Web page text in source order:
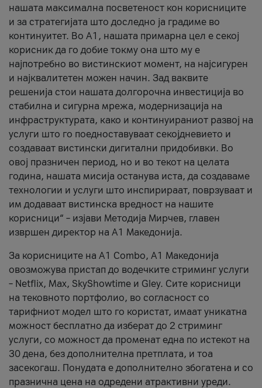
нашата максимална посветеност кон корисниците
и за стратегијата што доследно ја градиме во
континуитет. Во А1, нашата примарна цел е секој
корисник да го добие токму она што му е
најпотребно во вистинскиот момент, на најсигурен
и најквалитетен можен начин. Зад ваквите
решенија стои нашата долгорочна инвестиција во
стабилна и сигурна мрежа, модернизација на
инфраструктурата, како и континуираниот развој на
услуги што го поедноставуваат секојдневието и
создаваат вистински дигитални придобивки. Во
овој празничен период, но и во текот на целата
година, нашата мисија останува иста, да создаваме
технологии и услуги што инспирираат, поврзуваат и
им додаваат вистинска вредност на нашите
корисници“ – изјави Методија Мирчев, главен
извршен директор на А1 Македонија.
За корисниците на A1 Combo, А1 Македонија
овозможува пристап до водечките стриминг услуги
– Netflix, Max, SkyShowtime и Gley. Сите корисници
на тековното портфолио, во согласност со
тарифниот модел што го користат, имаат уникатна
можност бесплатно да изберат до 2 стриминг
услуги, со можност да променат една по истекот на
30 дена, без дополнителна претплата, и тоа
засекогаш. Понудата е дополнително збогатена и со
празнична цена на одредени атрактивни уреди.